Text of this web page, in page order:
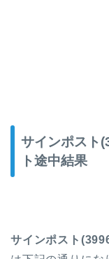
サインポスト
ト途中結果
サインポスト